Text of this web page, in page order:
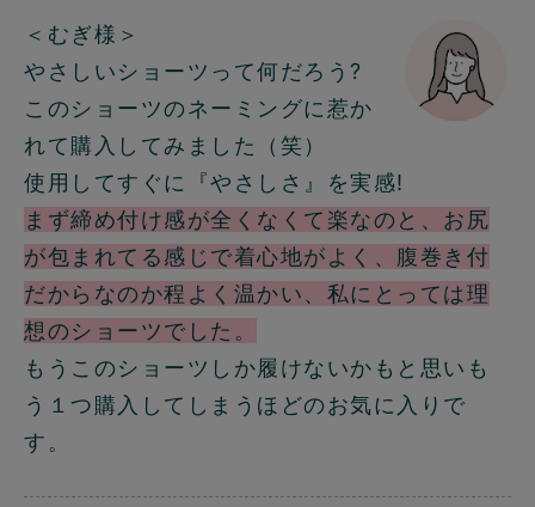
＜むぎ様＞
やさしいショーツって何だろう?
このショーツのネーミングに惹か
れて購入してみました（笑）
使用してすぐに『やさしさ』を実感!
まず締め付け感が全くなくて楽なのと、お尻
が包まれてる感じで着心地がよく、腹巻き付
だからなのか程よく温かい、私にとっては理
想のショーツでした。
もうこのショーツしか履けないかもと思いも
う１つ購入してしまうほどのお気に入りで
す。